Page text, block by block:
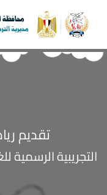
تقديم
التجريبية الرسمية